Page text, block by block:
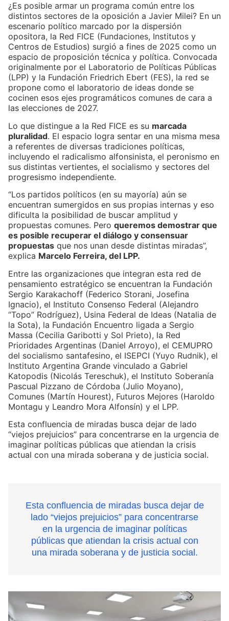
¿Es posible armar un programa común entre los
distintos sectores de la oposición a Javier Milei? En un
escenario político marcado por la dispersión
opositora, la Red FICE (Fundaciones, Institutos y
Centros de Estudios) surgió a fines de 2025 como un
espacio de proposición técnica y política. Convocada
originalmente por el Laboratorio de Políticas Públicas
(LPP) y la Fundación Friedrich Ebert (FES), la red se
propone como el laboratorio de ideas donde se
cocinen esos ejes programáticos comunes de cara a
las elecciones de 2027.
Lo que distingue a la Red FICE es su marcada
pluralidad. El espacio logra sentar en una misma mesa
a referentes de diversas tradiciones políticas,
incluyendo el radicalismo alfonsinista, el peronismo en
sus distintas vertientes, el socialismo y sectores del
progresismo independiente.
“Los partidos políticos (en su mayoría) aún se
encuentran sumergidos en sus propias internas y eso
dificulta la posibilidad de buscar amplitud y
propuestas comunes. Pero queremos demostrar que
es posible recuperar el diálogo y consensuar
propuestas que nos unan desde distintas miradas”,
explica Marcelo Ferreira, del LPP.
Entre las organizaciones que integran esta red de
pensamiento estratégico se encuentran la Fundación
Sergio Karakachoff (Federico Storani, Josefina
Ignacio), el Instituto Consenso Federal (Alejandro
“Topo” Rodríguez), Usina Federal de Ideas (Natalia de
la Sota), la Fundación Encuentro ligada a Sergio
Massa (Cecilia Garibotti y Sol Prieto), la Red
Prioridades Argentinas (Daniel Arroyo), el CEMUPRO
del socialismo santafesino, el ISEPCI (Yuyo Rudnik), el
Instituto Argentina Grande vinculado a Gabriel
Katopodis (Nicolás Tereschuk), el Instituto Soberanía
Pascual Pizzano de Córdoba (Julio Moyano),
Comunes (Martín Hourest), Futuros Mejores (Haroldo
Montagu y Leandro Mora Alfonsín) y el LPP.
Esta confluencia de miradas busca dejar de lado
“viejos prejuicios” para concentrarse en la urgencia de
imaginar políticas públicas que atiendan la crisis
actual con una mirada soberana y de justicia social.
Esta confluencia de miradas busca dejar de
lado “viejos prejuicios” para concentrarse
en la urgencia de imaginar políticas
públicas que atiendan la crisis actual con
una mirada soberana y de justicia social.